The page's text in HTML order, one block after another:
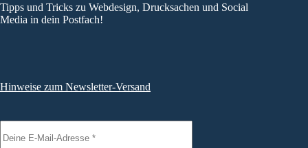
Tipps und Tricks zu Webdesign, Drucksachen und Social
Media in dein Postfach!
Hinweise zum Newsletter-Versand